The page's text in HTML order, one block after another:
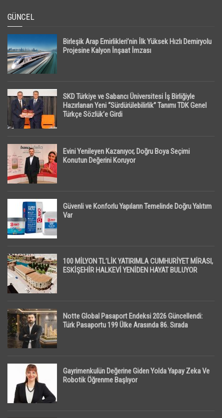
GÜNCEL
Birleşik Arap Emirlikleri’nin İlk Yüksek Hızlı Demiryolu
Projesine Kalyon İnşaat İmzası
SKD Türkiye ve Sabancı Üniversitesi İş Birliğiyle
Hazırlanan Yeni “Sürdürülebilirlik” Tanımı TDK Genel
Türkçe Sözlük’e Girdi
Evini Yenileyen Kazanıyor, Doğru Boya Seçimi
Konutun Değerini Koruyor
Güvenli ve Konforlu Yapıların Temelinde Doğru Yalıtım
Var
100 MİLYON TL’LİK YATIRIMLA CUMHURİYET MİRASI,
ESKİŞEHİR HALKEVİ YENİDEN HAYAT BULUYOR
Notte Global Pasaport Endeksi 2026 Güncellendi:
Türk Pasaportu 199 Ülke Arasında 86. Sırada
Gayrimenkulün Değerine Giden Yolda Yapay Zeka Ve
Robotik Öğrenme Başlıyor